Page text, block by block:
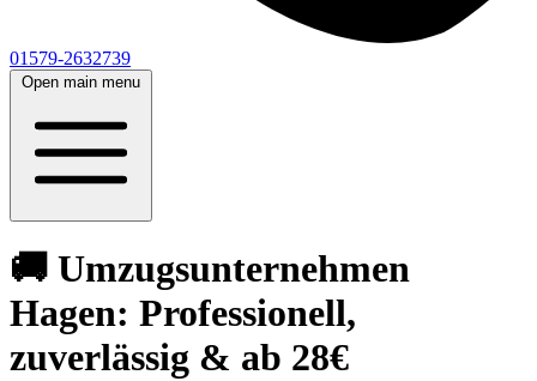
01579-2632739
Open main menu
🚚 Umzugsunternehmen
Hagen: Professionell,
zuverlässig & ab 28€